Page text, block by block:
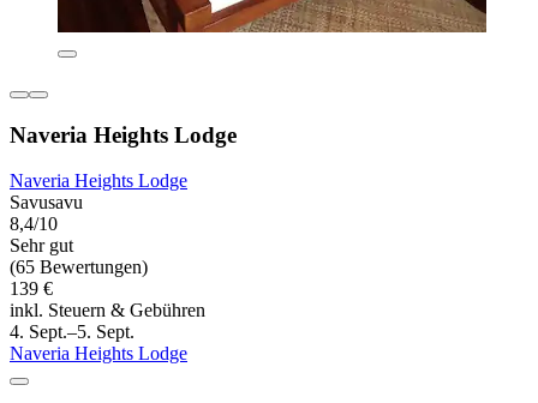
Naveria Heights Lodge
Naveria Heights Lodge
Savusavu
8,4/10
Sehr gut
(65 Bewertungen)
139 €
inkl. Steuern & Gebühren
4. Sept.–5. Sept.
Naveria Heights Lodge